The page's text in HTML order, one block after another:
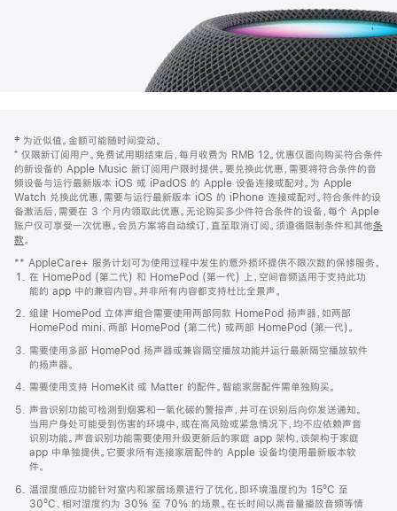
页
页
脚
注
‡ 为近似值。金额可能随时间变动。
⁺ 仅限新订阅用户。免费试用期结束后，每月收费为 RMB 12。优惠仅面向购买符合条件
的新设备的 Apple Music 新订阅用户限时提供。要兑换此优惠，需要将符合条件的音
频设备与运行最新版本 iOS 或 iPadOS 的 Apple 设备连接或配对。为 Apple
Watch 兑换此优惠，需要与运行最新版本 iOS 的 iPhone 连接或配对。符合条件的设
备激活后，需要在 3 个月内领取此优惠。无论购买多少件符合条件的设备，每个 Apple
账户仅可享受一次优惠。会员方案将自动续订，直至取消订阅。须遵循限制条件和其他条
款。
窗
口
中
打
开)
** AppleCare+ 服务计划可为使用过程中发生的意外损坏提供不限次数的保修服务。
在 HomePod (第二代) 和 HomePod (第一代) 上，空间音频适用于支持此功
能的 app 中的兼容内容。并非所有内容都支持杜比全景声。
组建 HomePod 立体声组合需要使用两部同款 HomePod 扬声器，如两部
HomePod mini、两部 HomePod (第二代) 或两部 HomePod (第一代)。
需要使用多部 HomePod 扬声器或兼容隔空播放功能并运行最新隔空播放软件
的扬声器。
需要使用支持 HomeKit 或 Matter 的配件。智能家居配件需单独购买。
声音识别功能可检测到烟雾和一氧化碳的警报声，并可在识别后向你发送通知。
当用户身处可能受到伤害的环境中，或在高风险或紧急情况下，均不应依赖声音
识别功能。声音识别功能需要使用升级更新后的家庭 app 架构，该架构于家庭
app 中单独提供。它要求所有连接家居配件的 Apple 设备均使用最新版本软
件。
温湿度感应功能针对室内和家居场景进行了优化，即环境温度约为 15ºC 至
30ºC、相对湿度约为 30% 至 70% 的场景。在长时间以高音量播放音频等情